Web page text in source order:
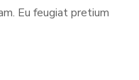
Eu feugiat pretium